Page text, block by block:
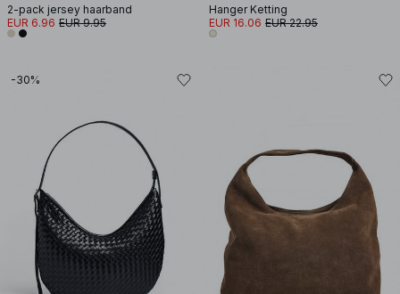
2-pack jersey haarband
EUR 6.96 EUR 9.95
Hanger Ketting
EUR 16.06 EUR 22.95
-30%